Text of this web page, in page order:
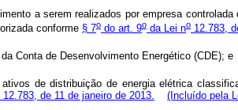
a serem realizados por empresa
conforme § 7o do art. 9o da Lei no 12.783,
Conta de Desenvolvimento Energético (CDE);
de distribuição de energia elétrica
12.783, de 11 de janeiro de 2013. (Incluído pela